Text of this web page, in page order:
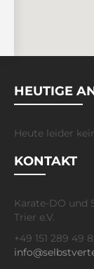
HEUTIGE
Heute leider
KONTAKT
Karate-DO und
Trier e.V.
+49 151 289 49